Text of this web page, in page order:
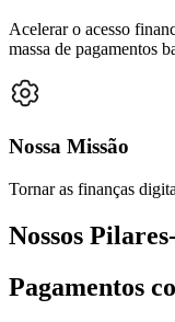
Acelerar o acesso
massa de pagamentos
Nossa Missão
Tornar as finanças
Nossos
Pagamentos